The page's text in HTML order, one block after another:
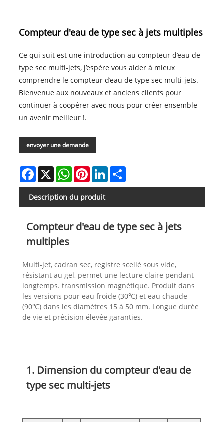
Compteur d'eau de type sec à jets multiples
Ce qui suit est une introduction au compteur d’eau de
type sec multi-jets, j’espère vous aider à mieux
comprendre le compteur d’eau de type sec multi-jets.
Bienvenue aux nouveaux et anciens clients pour
continuer à coopérer avec nous pour créer ensemble
un avenir meilleur !.
envoyer une demande
Facebook
X WhatsAppPinterestLinkedInShare
Description du produit
Compteur d'eau de type sec à jets
multiples
Multi-jet, cadran sec, registre scellé sous vide,
résistant au gel, permet une lecture claire pendant
longtemps. transmission magnétique. Produit dans
les versions pour eau froide (30℃) et eau chaude
(90℃) dans les diamètres 15 à 50 mm. Longue durée
de vie et précision élevée garanties.
1. Dimension du compteur d'eau de
type sec multi-jets